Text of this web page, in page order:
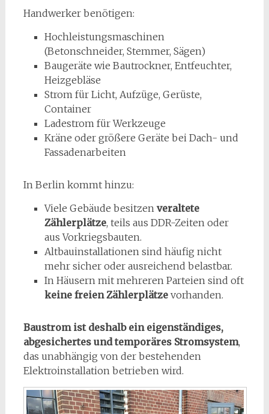
Handwerker benötigen:
Hochleistungsmaschinen
(Betonschneider, Stemmer, Sägen)
Baugeräte wie Bautrockner, Entfeuchter,
Heizgebläse
Strom für Licht, Aufzüge, Gerüste,
Container
Ladestrom für Werkzeuge
Kräne oder größere Geräte bei Dach- und
Fassadenarbeiten
In Berlin kommt hinzu:
Viele Gebäude besitzen veraltete
Zählerplätze, teils aus DDR-Zeiten oder
aus Vorkriegsbauten.
Altbauinstallationen sind häufig nicht
mehr sicher oder ausreichend belastbar.
In Häusern mit mehreren Parteien sind oft
keine freien Zählerplätzevorhanden.
Baustrom ist deshalb ein eigenständiges,
abgesichertes und temporäres Stromsystem,
das unabhängig von der bestehenden
Elektroinstallation betrieben wird.